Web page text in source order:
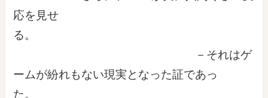
応を見せ
る。
－それはゲ
ームが紛れもない現実となった証であっ
た。